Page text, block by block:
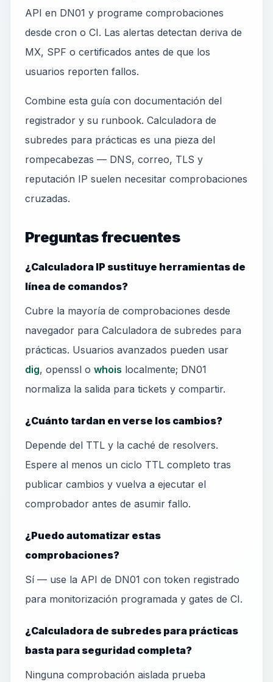
API en DN01 y programe comprobaciones
desde cron o CI. Las alertas detectan deriva de
MX, SPF o certificados antes de que los
usuarios reporten fallos.
Combine esta guía con documentación del
registrador y su runbook. Calculadora de
subredes para prácticas es una pieza del
rompecabezas — DNS, correo, TLS y
reputación IP suelen necesitar comprobaciones
cruzadas.
Preguntas frecuentes
¿Calculadora IP sustituye herramientas de
línea de comandos?
Cubre la mayoría de comprobaciones desde
navegador para Calculadora de subredes para
prácticas. Usuarios avanzados pueden usar
dig, openssl o whois localmente; DN01
normaliza la salida para tickets y compartir.
¿Cuánto tardan en verse los cambios?
Depende del TTL y la caché de resolvers.
Espere al menos un ciclo TTL completo tras
publicar cambios y vuelva a ejecutar el
comprobador antes de asumir fallo.
¿Puedo automatizar estas
comprobaciones?
Sí — use la API de DN01 con token registrado
para monitorización programada y gates de CI.
¿Calculadora de subredes para prácticas
basta para seguridad completa?
Ninguna comprobación aislada prueba